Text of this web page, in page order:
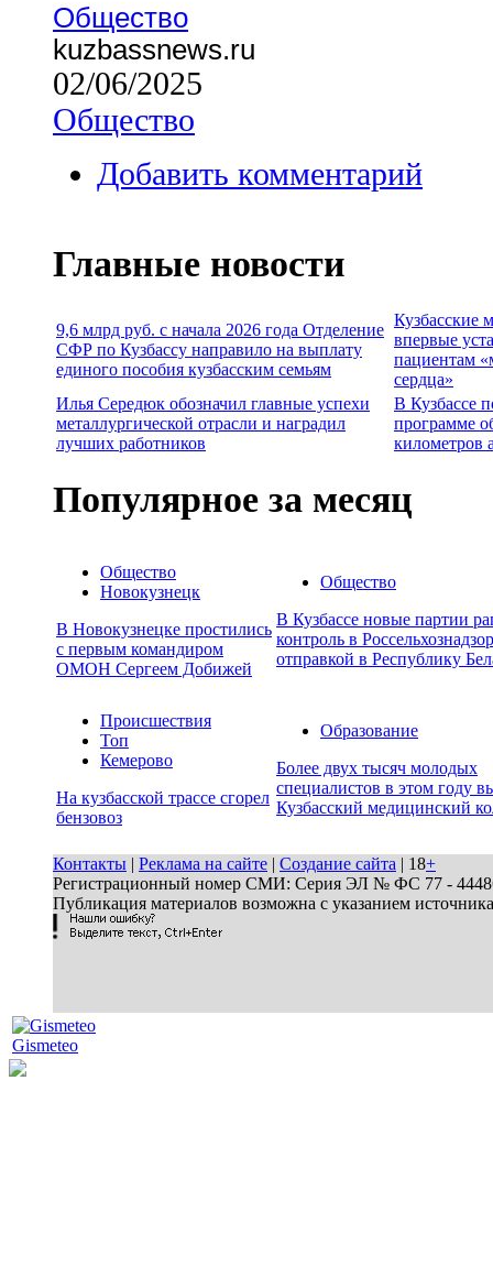
Общество
kuzbassnews.ru
02/06/2025
Общество
Добавить комментарий
Главные новости
9,6 млрд руб. с начала 2026 года Отделение
СФР по Кузбассу направило на выплату
единого пособия кузбасским семьям
Кузбасские
впервые
пациентам
сердца»
Илья Середюк обозначил главные успехи
металлургической отрасли и наградил
лучших работников
В Кузбассе
программе
километров
Популярное за месяц
Общество
Новокузнецк
В Новокузнецке простились
с первым командиром
ОМОН Сергеем Добижей
Общество
В Кузбассе новые партии
контроль в
отправкой в Республику
Происшествия
Топ
Кемерово
На кузбасской трассе сгорел
бензовоз
Образование
Более двух тысяч молодых
специалистов в этом году
Кузбасский медицинский
Контакты | Реклама на сайте | Создание сайта | 18+
Регистрационный номер СМИ: Серия ЭЛ № ФС 77 - 44486
Публикация материалов возможна с указанием
Gismeteo